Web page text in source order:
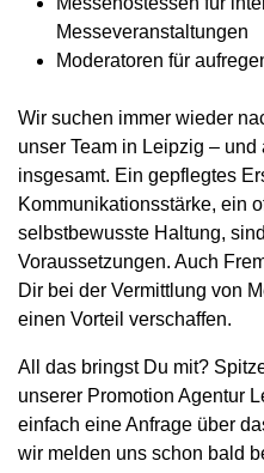
Messeveranstaltungen
Moderatoren für
Wir suchen immer wieder
unser Team in Leipzig – und
insgesamt. Ein gepflegtes
Kommunikationsstärke, ein
selbstbewusste Haltung,
Voraussetzungen. Auch
Dir bei der Vermittlung von
einen Vorteil verschaffen.
All das bringst Du mit?
unserer Promotion Agentur
einfach eine Anfrage über
wir melden uns schon bald